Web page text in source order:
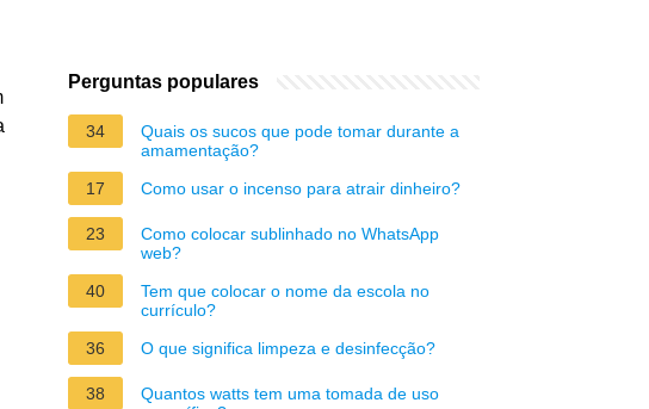
Perguntas populares
34
Quais os sucos que pode tomar durante a
amamentação?
17
Como usar o incenso para atrair dinheiro?
23
Como colocar sublinhado no WhatsApp
web?
40
Tem que colocar o nome da escola no
currículo?
36
O que significa limpeza e desinfecção?
38
Quantos watts tem uma tomada de uso